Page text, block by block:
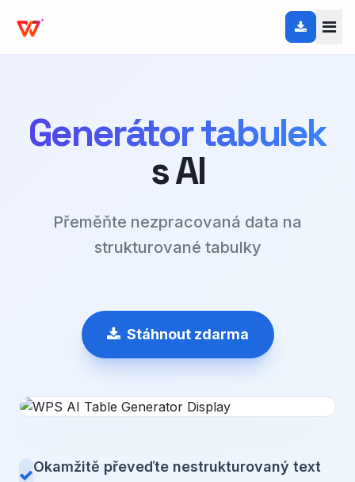
Generátor tabulek
s AI
Přeměňte nezpracovaná data na
strukturované tabulky
Stáhnout zdarma
Okamžitě převeďte nestrukturovaný text